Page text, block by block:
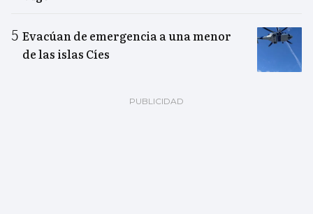
Evacúan de emergencia a una menor
de las islas Cíes